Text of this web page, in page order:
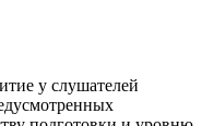
у слушателей